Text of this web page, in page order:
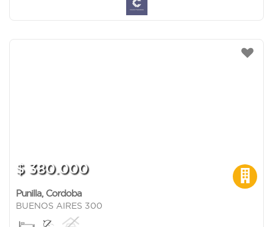
$ 380.000
Punilla, Cordoba
BUENOS AIRES 300